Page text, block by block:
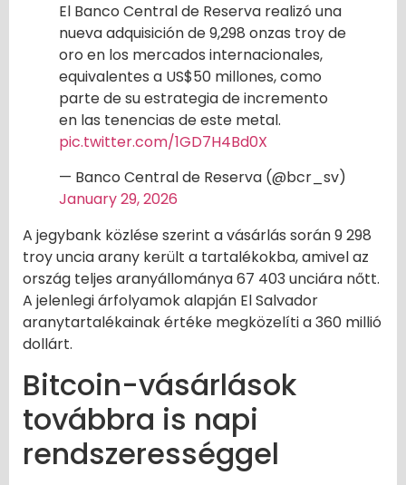
El Banco Central de Reserva realizó una
nueva adquisición de 9,298 onzas troy de
oro en los mercados internacionales,
equivalentes a US$50 millones, como
parte de su estrategia de incremento
en las tenencias de este metal.
pic.twitter.com/1GD7H4Bd0X
— Banco Central de Reserva (@bcr_sv)
January 29, 2026
A jegybank közlése szerint a vásárlás során 9 298
troy uncia arany került a tartalékokba, amivel az
ország teljes aranyállománya 67 403 unciára nőtt.
A jelenlegi árfolyamok alapján El Salvador
aranytartalékainak értéke megközelíti a 360 millió
dollárt.
Bitcoin-vásárlások
továbbra is napi
rendszerességgel